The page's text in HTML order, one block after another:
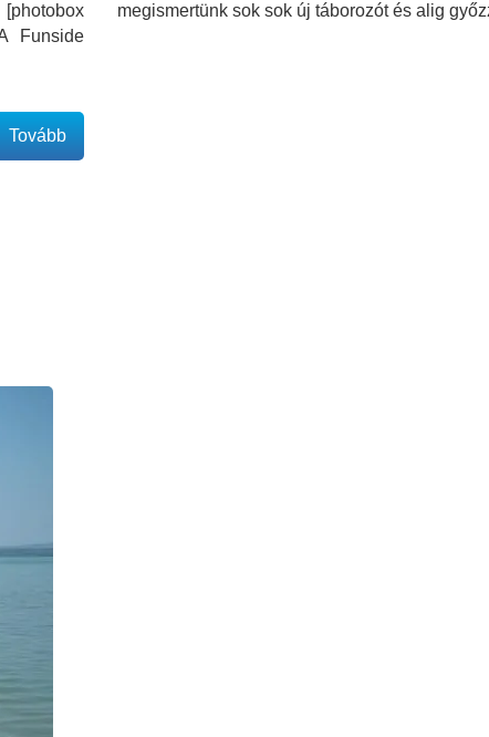
Funside
Tovább
megismertünk sok sok új táborozót és alig